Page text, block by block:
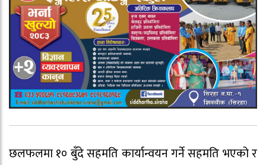
छलफलमा १० बुँदे सहमति कार्यान्वयन गर्ने सहमति भएको र